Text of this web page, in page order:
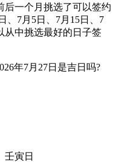
后一个月挑选了可以签约
、7月5日、7月15日、7
从中挑选最好的日子签
壬寅日